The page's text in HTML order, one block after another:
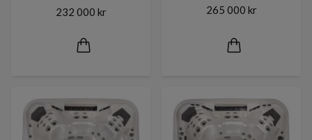
232 000 kr
265 000 kr